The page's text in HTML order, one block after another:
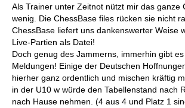
Als Trainer unter Zeitnot nützt mir das ganze
wenig. Die ChessBase files rücken sie nicht
ChessBase liefert uns dankenswerter Weise
Live-Partien als Datei!
Doch genug des Jammerns, immerhin gibt
Meldungen! Einige der Deutschen
hierher ganz ordentlich und mischen kräftig
in der U10 w würde den Tabellenstand nach
nach Hause nehmen. (4 aus 4 und Platz 1